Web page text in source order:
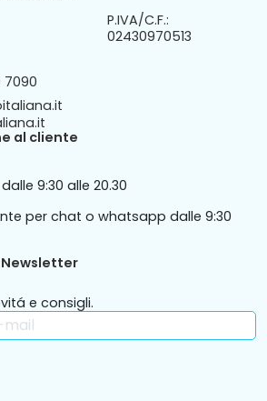
P.IVA/C.F.:
02430970513
7090
al cliente
9:30 alle 20.30
per chat o whatsapp dalle 9:30
e consigli.